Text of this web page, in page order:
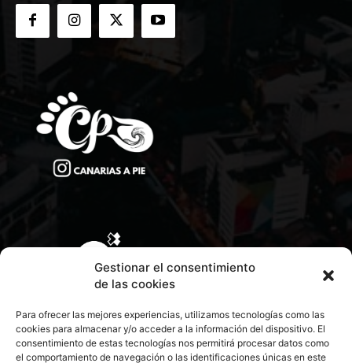
Gestionar el consentimiento
de las cookies
Para ofrecer las mejores experiencias, utilizamos tecnologías como las
cookies para almacenar y/o acceder a la información del dispositivo. El
consentimiento de estas tecnologías nos permitirá procesar datos como
el comportamiento de navegación o las identificaciones únicas en este